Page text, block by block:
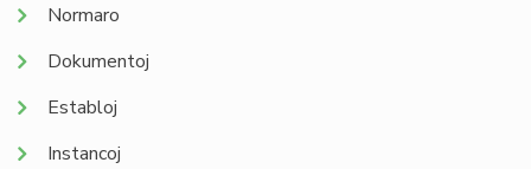
Normaro
Dokumentoj
Establoj
Instancoj